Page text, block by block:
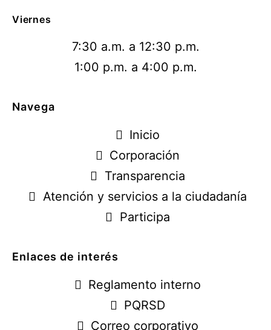
Viernes
7:30 a.m. a 12:30 p.m.
1:00 p.m. a 4:00 p.m.
Navega
Inicio
Corporación
Transparencia
Atención y servicios a la ciudadanía
Participa
Enlaces de interés
Reglamento interno
PQRSD
Correo corporativo